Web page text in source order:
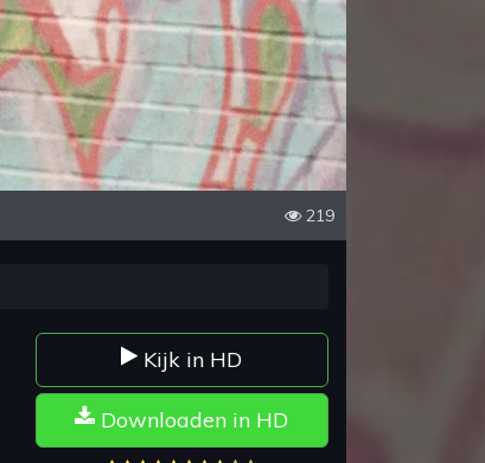
219
Kijk in HD
Downloaden in HD